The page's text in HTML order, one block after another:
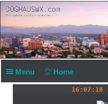
Menu Home
16:07:18